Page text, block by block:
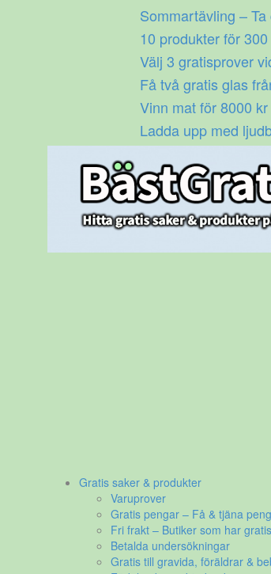
Sommartävling –
10 produkter för
Välj 3 gratisprover
Få två gratis glas
Vinn mat för 8000
Ladda upp med
Gratis saker & produkter
Varuprover
Gratis pengar – Få & tjäna
Fri frakt – Butiker som har
Betalda undersökningar
Gratis till gravida, föräldrar &